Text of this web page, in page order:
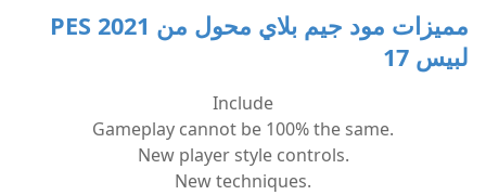
مميزات مود جيم بلاي محول من 2021 PES
لبيس 17
Include
Gameplay cannot be 100% the same.
New player style controls.
New techniques.